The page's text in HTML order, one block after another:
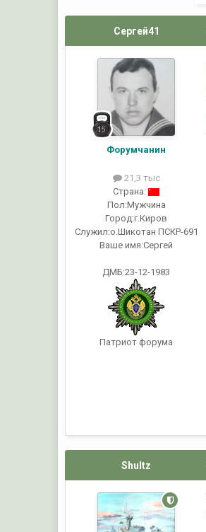
Сергей41
Форумчанин
21,3 тыс
Страна:
Пол:Мужчина
Город:г.Киров
Служил:о.Шикотан ПСКР-691
Ваше имя:Сергей
ДМБ:23-12-1983
Патриот форума
Shultz